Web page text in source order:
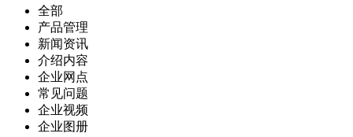
全部
产品管理
新闻资讯
介绍内容
企业网点
常见问题
企业视频
企业图册